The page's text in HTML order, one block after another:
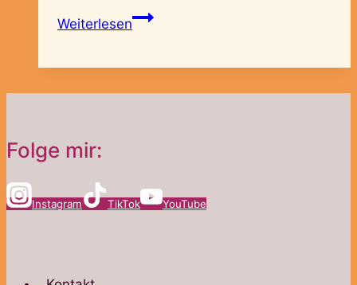
WeiterlesenBalance
Folge mir:
Instagram TikTok YouTube